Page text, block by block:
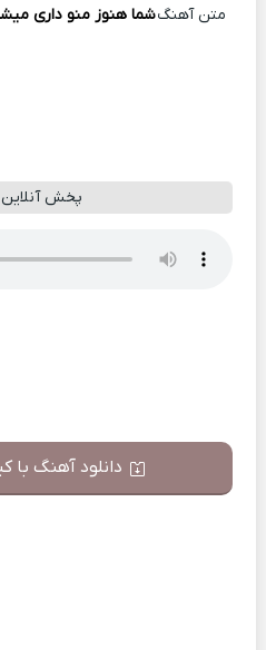
متن آهنگشما هنوز منو داری
پخش
دانلود آهنگ با